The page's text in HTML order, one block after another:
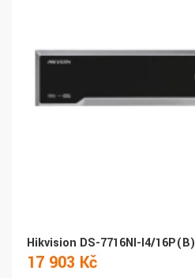
Hikvision DS-7716NI-I4/16P(B)
17 903 Kč